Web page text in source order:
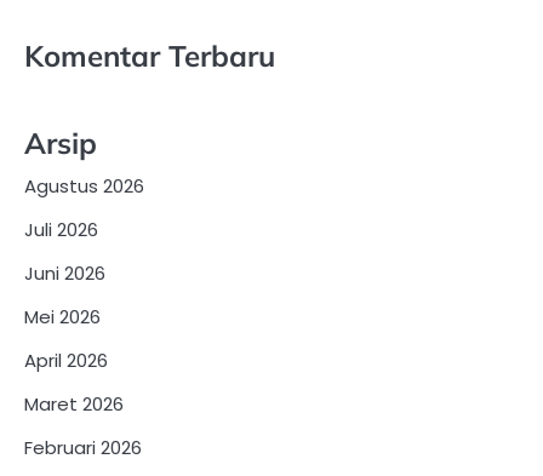
Komentar Terbaru
Arsip
Agustus 2026
Juli 2026
Juni 2026
Mei 2026
April 2026
Maret 2026
Februari 2026